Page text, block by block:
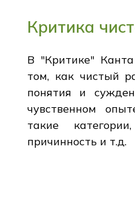
Критика
В "Критике"
том, как чистый
понятия и
чувственном
такие
причинность и т.д.